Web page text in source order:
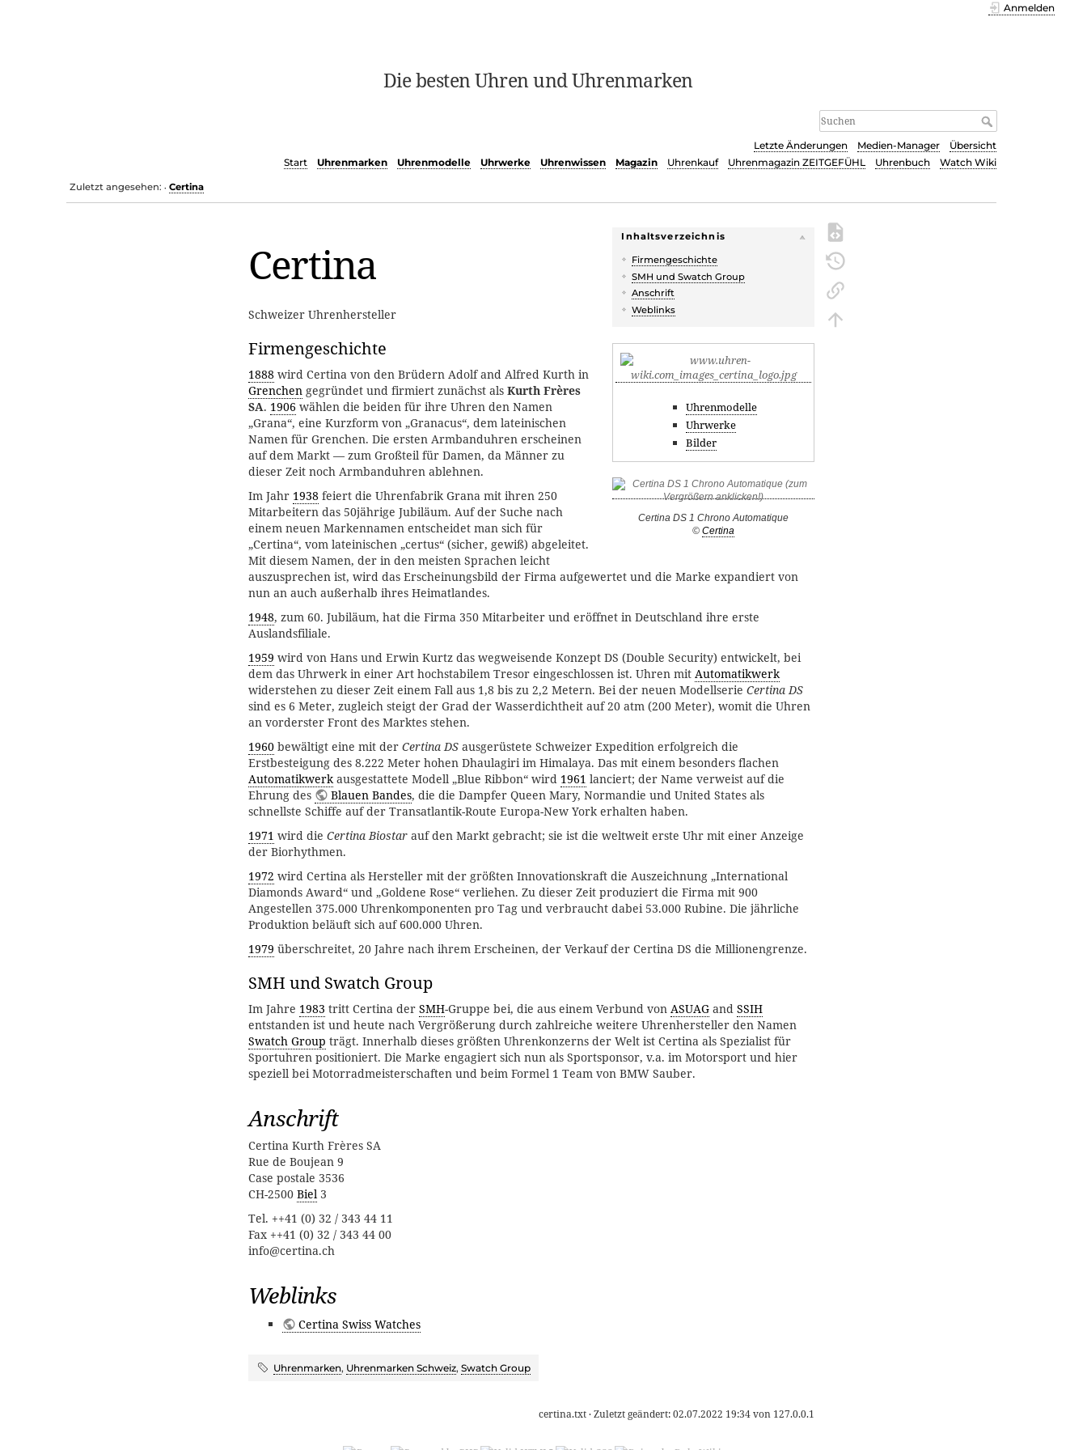
Die besten Uhren und Uhrenmarken
Anmelden
Letzte Änderungen Medien-Manager
Übersicht
Start
Uhrenmarken Uhrenmodelle Uhrwerke Uhrenwissen Magazin Uhrenkauf Uhrenmagazin ZEITGEFÜHL Uhrenbuch Watch Wiki
Zuletzt angesehen: • Certina
Inhaltsverzeichnis
Firmengeschichte
SMH und Swatch Group
Anschrift
Weblinks
Certina
Uhrenmodelle
Uhrwerke
Bilder
Certina DS 1 Chrono Automatique
© Certina
Schweizer Uhrenhersteller
Firmengeschichte
1888 wird Certina von den Brüdern Adolf and Alfred Kurth in
Grenchen gegründet und firmiert zunächst als Kurth Frères
SA. 1906 wählen die beiden für ihre Uhren den Namen
„Grana“, eine Kurzform von „Granacus“, dem lateinischen
Namen für Grenchen. Die ersten Armbanduhren erscheinen
auf dem Markt — zum Großteil für Damen, da Männer zu
dieser Zeit noch Armbanduhren ablehnen.
Im Jahr 1938 feiert die Uhrenfabrik Grana mit ihren 250
Mitarbeitern das 50jährige Jubiläum. Auf der Suche nach
einem neuen Markennamen entscheidet man sich für
„Certina“, vom lateinischen „certus“ (sicher, gewiß) abgeleitet.
Mit diesem Namen, der in den meisten Sprachen leicht
auszusprechen ist, wird das Erscheinungsbild der Firma aufgewertet und die Marke expandiert von
nun an auch außerhalb ihres Heimatlandes.
1948, zum 60. Jubiläum, hat die Firma 350 Mitarbeiter und eröffnet in Deutschland ihre erste
Auslandsfiliale.
1959 wird von Hans und Erwin Kurtz das wegweisende Konzept DS (Double Security) entwickelt, bei
dem das Uhrwerk in einer Art hochstabilem Tresor eingeschlossen ist. Uhren mit Automatikwerk
widerstehen zu dieser Zeit einem Fall aus 1,8 bis zu 2,2 Metern. Bei der neuen Modellserie Certina DS
sind es 6 Meter, zugleich steigt der Grad der Wasserdichtheit auf 20 atm (200 Meter), womit die Uhren
an vorderster Front des Marktes stehen.
1960 bewältigt eine mit der Certina DS ausgerüstete Schweizer Expedition erfolgreich die
Erstbesteigung des 8.222 Meter hohen Dhaulagiri im Himalaya. Das mit einem besonders flachen
Automatikwerkausgestattete Modell „Blue Ribbon“ wird 1961 lanciert; der Name verweist auf die
Ehrung des
Blauen Bandes, die die Dampfer Queen Mary, Normandie und United States als
schnellste Schiffe auf der Transatlantik-Route Europa-New York erhalten haben.
1971 wird die Certina Biostar auf den Markt gebracht; sie ist die weltweit erste Uhr mit einer Anzeige
der Biorhythmen.
1972 wird Certina als Hersteller mit der größten Innovationskraft die Auszeichnung „International
Diamonds Award“ und „Goldene Rose“ verliehen. Zu dieser Zeit produziert die Firma mit 900
Angestellen 375.000 Uhrenkomponenten pro Tag und verbraucht dabei 53.000 Rubine. Die jährliche
Produktion beläuft sich auf 600.000 Uhren.
1979 überschreitet, 20 Jahre nach ihrem Erscheinen, der Verkauf der Certina DS die Millionengrenze.
SMH und Swatch Group
Im Jahre 1983 tritt Certina der SMH-Gruppe bei, die aus einem Verbund von ASUAG and SSIH
entstanden ist und heute nach Vergrößerung durch zahlreiche weitere Uhrenhersteller den Namen
Swatch Group trägt. Innerhalb dieses größten Uhrenkonzerns der Welt ist Certina als Spezialist für
Sportuhren positioniert. Die Marke engagiert sich nun als Sportsponsor, v.a. im Motorsport und hier
speziell bei Motorradmeisterschaften und beim Formel 1 Team von BMW Sauber.
Anschrift
Certina Kurth Frères SA
Rue de Boujean 9
Case postale 3536
CH-2500 Biel 3
Tel. ++41 (0) 32 / 343 44 11
Fax ++41 (0) 32 / 343 44 00
info@certina.ch
Weblinks
Certina Swiss Watches
Uhrenmarken, Uhrenmarken Schweiz, Swatch Group
certina.txt· Zuletzt geändert:02.07.2022 19:34von 127.0.0.1